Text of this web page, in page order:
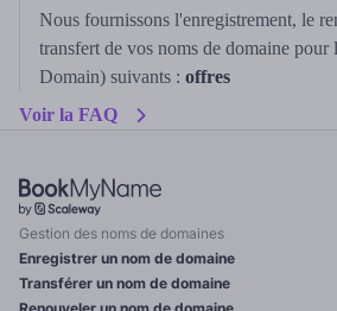
Nous fournissons l'enregistrement, le
transfert de vos noms de domaine
Domain) suivants : offres
Voir la FAQ
Gestion des noms de domaines
Enregistrer un nom de domaine
Transférer un nom de domaine